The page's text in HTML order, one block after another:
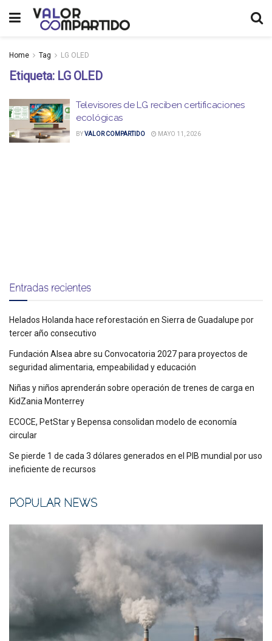
Home Tag LG OLED
Etiqueta: LG OLED
Televisores de LG reciben certificaciones
ecológicas
BYVALOR COMPARTIDO MAYO 11, 2026
Entradas recientes
Helados Holanda hace reforestación en Sierra de Guadalupe por
tercer año consecutivo
Fundación Alsea abre su Convocatoria 2027 para proyectos de
seguridad alimentaria, empeabilidad y educación
Niñas y niños aprenderán sobre operación de trenes de carga en
KidZania Monterrey
ECOCE, PetStar y Bepensa consolidan modelo de economía
circular
Se pierde 1 de cada 3 dólares generados en el PIB mundial por uso
ineficiente de recursos
POPULAR NEWS